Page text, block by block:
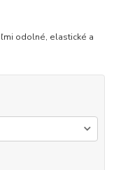
odolné, elastické a